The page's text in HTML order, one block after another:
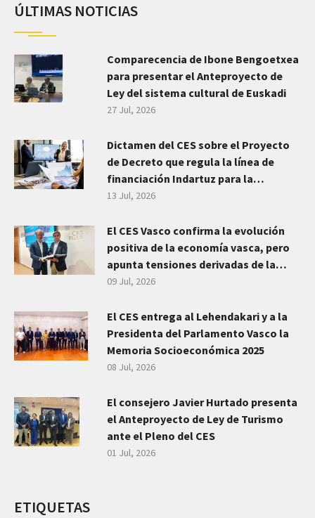
ÚLTIMAS NOTICIAS
Comparecencia de Ibone Bengoetxea
para presentar el Anteproyecto de
Ley del sistema cultural de Euskadi
27 Jul, 2026
Dictamen del CES sobre el Proyecto
de Decreto que regula la línea de
financiación Indartuz para la
transformación del sector
13 Jul, 2026
El CES Vasco confirma la evolución
positiva de la economía vasca, pero
apunta tensiones derivadas de la
incertidumbre geopolítica y emplaza
09 Jul, 2026
El CES entrega al Lehendakari y a la
Presidenta del Parlamento Vasco la
Memoria Socioeconómica 2025
08 Jul, 2026
El consejero Javier Hurtado presenta
el Anteproyecto de Ley de Turismo
ante el Pleno del CES
01 Jul, 2026
ETIQUETAS